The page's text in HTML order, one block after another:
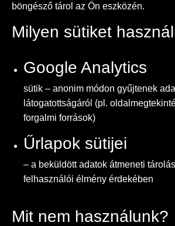
böngésző tárol az Ön eszközén.
Milyen sütiket
Google Analytics
sütik – anonim módon gyűjtenek
látogatottságáról (pl.
forgalmi források)
Űrlapok sütijei
– a beküldött adatok átmeneti
felhasználói élmény érdekében
Mit nem használunk?